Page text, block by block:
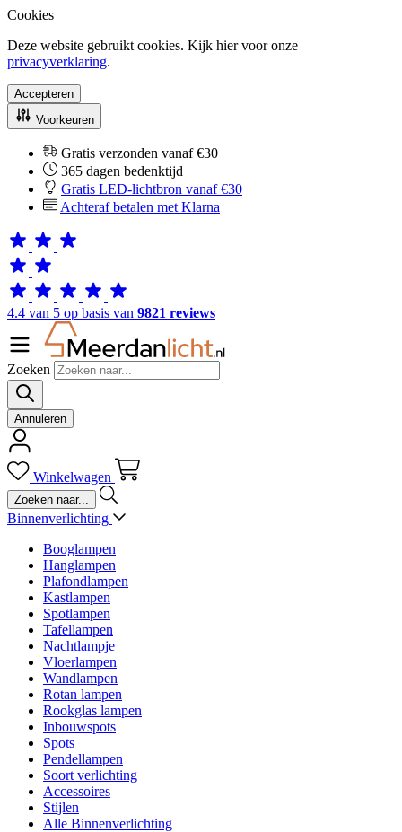
Cookies
Deze website gebruikt cookies. Kijk hier voor onze
privacyverklaring.
Accepteren
Voorkeuren
Gratis verzonden vanaf €30
365 dagen bedenktijd
Gratis LED-lichtbron vanaf €30
Achteraf betalen met Klarna
4.4 van 5 op basis van 9821 reviews
Zoeken
Annuleren
Winkelwagen
Binnenverlichting
Booglampen
Hanglampen
Plafondlampen
Kastlampen
Spotlampen
Tafellampen
Nachtlampje
Vloerlampen
Wandlampen
Rotan lampen
Rookglas lampen
Inbouwspots
Spots
Pendellampen
Soort verlichting
Accessoires
Stijlen
Alle Binnenverlichting